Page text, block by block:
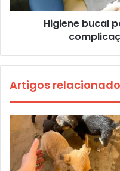
Higiene bucal
Artigos